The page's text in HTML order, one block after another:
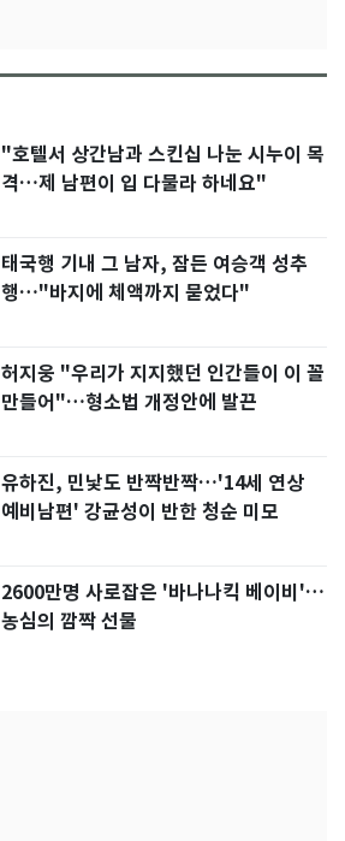
"호텔서 상간남과 스킨십 나눈 시누이 목
격…제 남편이 입 다물라 하네요"
태국행 기내 그 남자, 잠든 여승객 성추
행…"바지에 체액까지 묻었다"
허지웅 "우리가 지지했던 인간들이 이 꼴
만들어"…형소법 개정안에 발끈
유하진, 민낯도 반짝반짝…'14세 연상
예비남편' 강균성이 반한 청순 미모
2600만명 사로잡은 '바나나킥 베이비'…
농심의 깜짝 선물